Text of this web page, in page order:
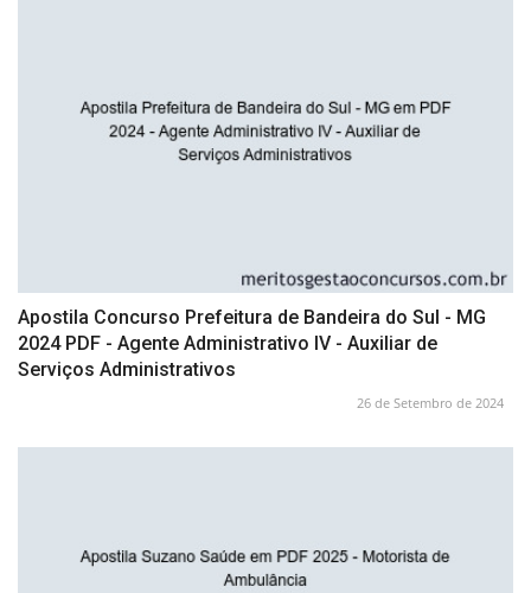
Apostila Concurso Prefeitura de Bandeira do Sul - MG
2024 PDF - Agente Administrativo IV - Auxiliar de
Serviços Administrativos
26 de Setembro de 2024